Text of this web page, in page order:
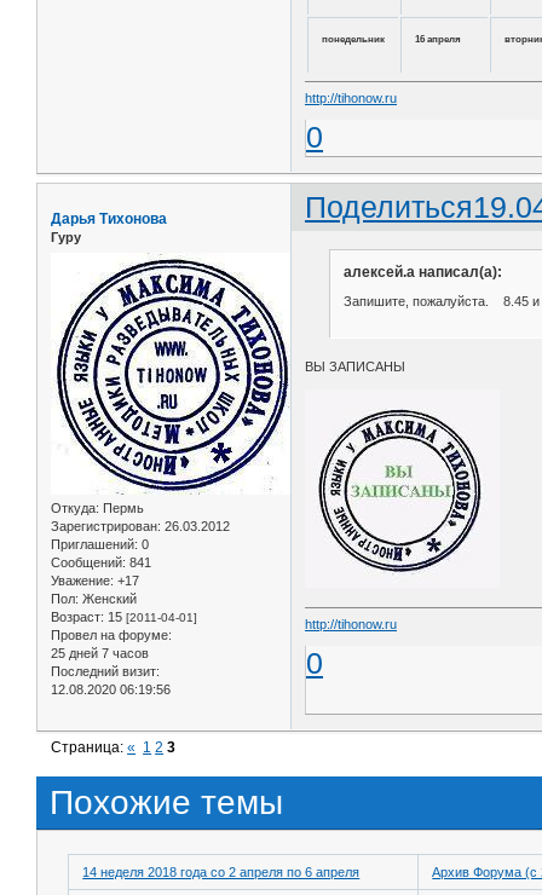
понедельник 16 апреля
http://tihonow.ru
0
Поделиться
Дарья Тихонова
Гуру
Откуда: Пермь
Зарегистрирован: 26.03.2012
Приглашений: 0
Сообщений: 841
Уважение: +17
Пол: Женский
Возраст: 15 [2011-04-01]
Провел на форуме:
25 дней 7 часов
Последний визит:
12.08.2020 06:19:56
алексей.а написал(а):
Запишите, пожалуйста. 8.45 и
ВЫ ЗАПИСАНЫ
http://tihonow.ru
0
Страница:« 1 2 3
Похожие темы
14 неделя 2018 года со 2 апреля по 6 апреля Архив Форума (с